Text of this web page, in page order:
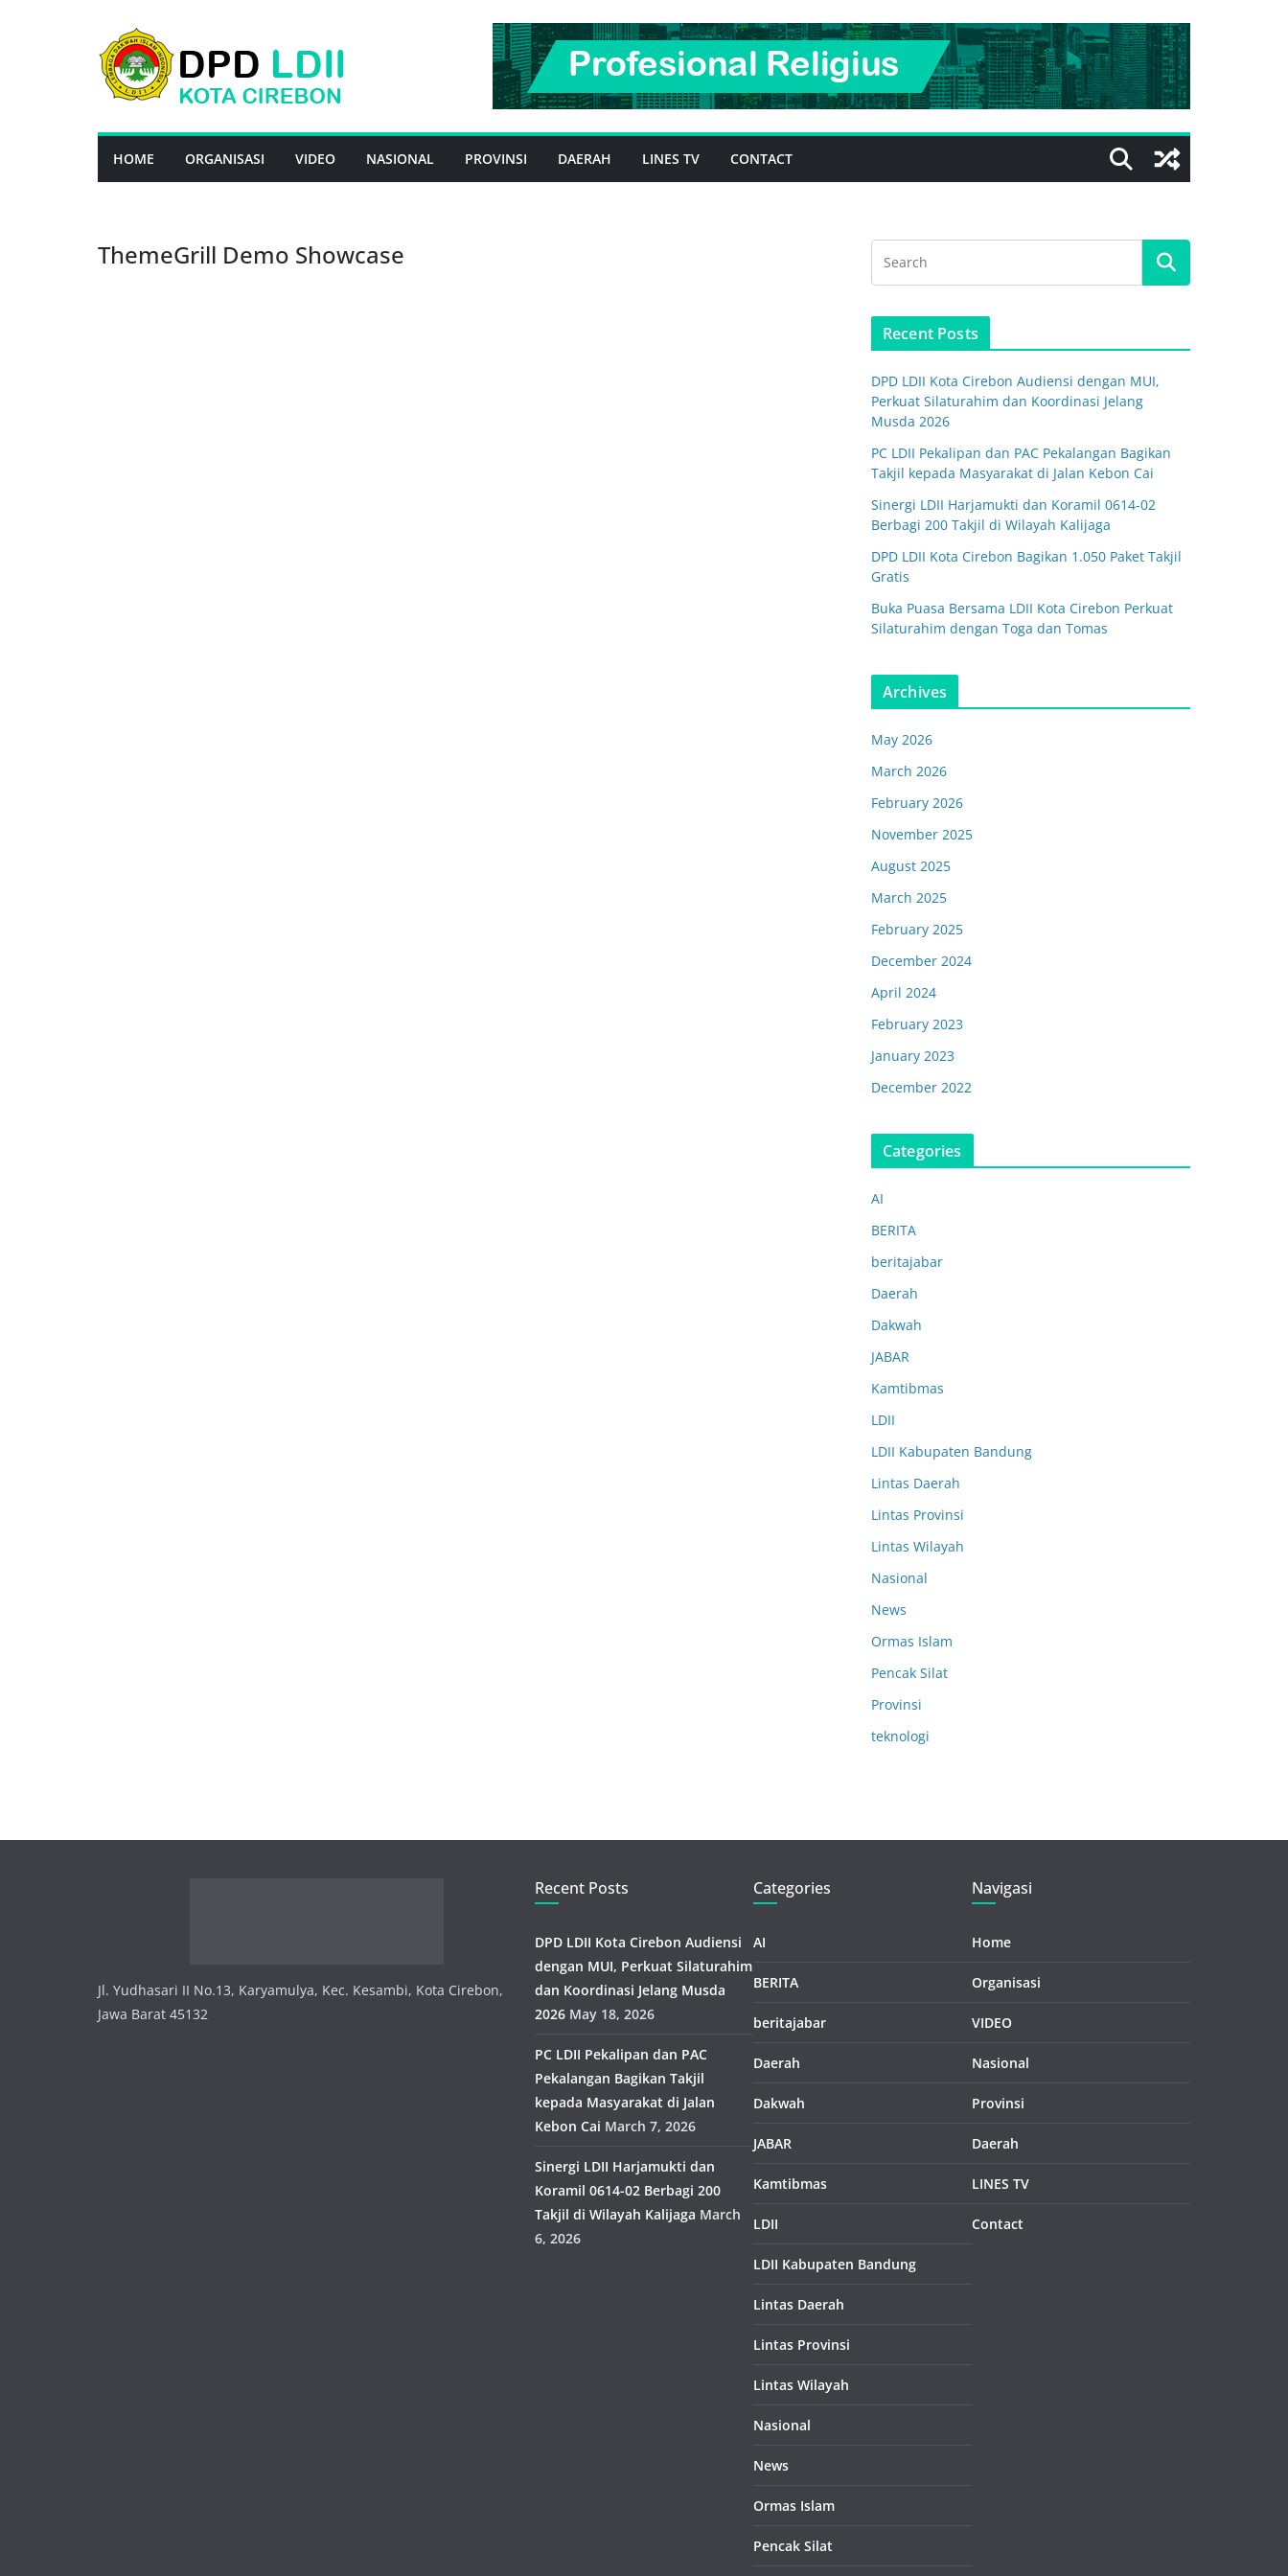
HOME ORGANISASI VIDEO NASIONAL PROVINSI DAERAH LINES TV CONTACT
ThemeGrill Demo Showcase
Recent Posts
DPD LDII Kota Cirebon Audiensi dengan MUI,
Perkuat Silaturahim dan Koordinasi Jelang
Musda 2026
PC LDII Pekalipan dan PAC Pekalangan Bagikan
Takjil kepada Masyarakat di Jalan Kebon Cai
Sinergi LDII Harjamukti dan Koramil 0614-02
Berbagi 200 Takjil di Wilayah Kalijaga
DPD LDII Kota Cirebon Bagikan 1.050 Paket Takjil
Gratis
Buka Puasa Bersama LDII Kota Cirebon Perkuat
Silaturahim dengan Toga dan Tomas
Archives
May 2026
March 2026
February 2026
November 2025
August 2025
March 2025
February 2025
December 2024
April 2024
February 2023
January 2023
December 2022
Categories
AI
BERITA
beritajabar
Daerah
Dakwah
JABAR
Kamtibmas
LDII
LDII Kabupaten Bandung
Lintas Daerah
Lintas Provinsi
Lintas Wilayah
Nasional
News
Ormas Islam
Pencak Silat
Provinsi
teknologi
Jl. Yudhasari II No.13, Karyamulya, Kec. Kesambi, Kota Cirebon,
Jawa Barat 45132
Recent Posts
DPD LDII Kota Cirebon Audiensi
dengan MUI, Perkuat Silaturahim
dan Koordinasi Jelang Musda
2026 May 18, 2026
PC LDII Pekalipan dan PAC
Pekalangan Bagikan Takjil
kepada Masyarakat di Jalan
Kebon Cai March 7, 2026
Sinergi LDII Harjamukti dan
Koramil 0614-02 Berbagi 200
Takjil di Wilayah Kalijaga March
6, 2026
Categories
AI
BERITA
beritajabar
Daerah
Dakwah
JABAR
Kamtibmas
LDII
LDII Kabupaten Bandung
Lintas Daerah
Lintas Provinsi
Lintas Wilayah
Nasional
News
Ormas Islam
Pencak Silat
Navigasi
Home
Organisasi
VIDEO
Nasional
Provinsi
Daerah
LINES TV
Contact